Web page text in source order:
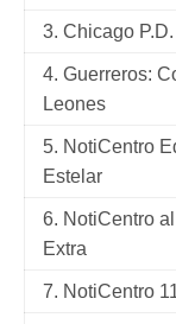
3. Chicago P.D.
4. Guerreros:
Leones
5. NotiCentro
Estelar
6. NotiCentro
Extra
7. NotiCentro